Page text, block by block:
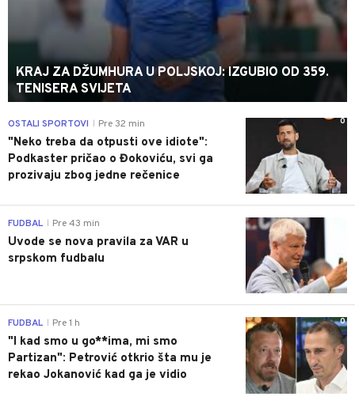
KRAJ ZA DŽUMHURA U POLJSKOJ: IZGUBIO OD 359.
TENISERA SVIJETA
0
OSTALI SPORTOVI Pre 32 min
"Neko treba da otpusti ove idiote":
Podkaster pričao o Đokoviću, svi ga
prozivaju zbog jedne rečenice
FUDBAL Pre 43 min
Uvode se nova pravila za VAR u
srpskom fudbalu
0
FUDBAL Pre 1 h
"I kad smo u go**ima, mi smo
Partizan": Petrović otkrio šta mu je
rekao Jokanović kad ga je vidio